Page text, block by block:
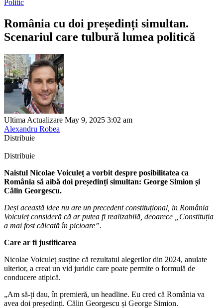
Politic
România cu doi președinți simultan.
Scenariul care tulbură lumea politică
Ultima Actualizare May 9, 2025 3:02 am
Alexandru Robea
Distribuie
Distribuie
Naistul Nicolae Voiculeț a vorbit despre posibilitatea ca
România să aibă doi președinți simultan: George Simion și
Călin Georgescu.
Deși această idee nu are un precedent constituțional, in România
Voiculeț consideră că ar putea fi realizabilă, deoarece „Constituția
a mai fost călcată în picioare”.
Care ar fi justificarea
Nicolae Voiculeț susține că rezultatul alegerilor din 2024, anulate
ulterior, a creat un vid juridic care poate permite o formulă de
conducere atipică.
„Am să-ți dau, în premieră, un headline. Eu cred că România va
avea doi președinți. Călin Georgescu și George Simion.